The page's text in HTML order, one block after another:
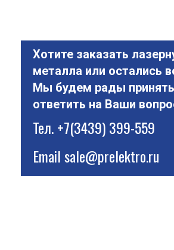
Хотите заказать
металла или остались
Мы будем рады принять
ответить на Ваши
Тел.+7(3439) 399-559
Emailsale@prelektro.ru